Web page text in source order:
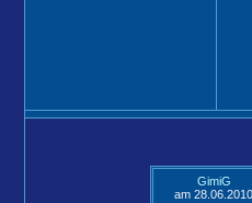
GimiG
am 28.06.2010